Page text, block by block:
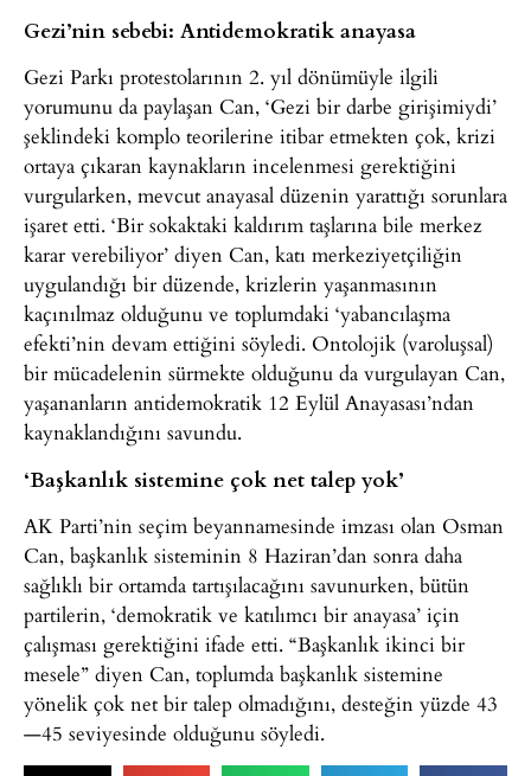
Gezi’nin sebebi: Antidemokratik anayasa
Gezi Parkı protestolarının 2. yıl dönümüyle ilgili
yorumunu da paylaşan Can, ‘Gezi bir darbe girişimiydi’
şeklindeki komplo teorilerine itibar etmekten çok, krizi
ortaya çıkaran kaynakların incelenmesi gerektiğini
vurgularken, mevcut anayasal düzenin yarattığı sorunlara
işaret etti. ‘Bir sokaktaki kaldırım taşlarına bile merkez
karar verebiliyor’ diyen Can, katı merkeziyetçiliğin
uygulandığı bir düzende, krizlerin yaşanmasının
kaçınılmaz olduğunu ve toplumdaki ‘yabancılaşma
efekti’nin devam ettiğini söyledi. Ontolojik (varoluşsal)
bir mücadelenin sürmekte olduğunu da vurgulayan Can,
yaşananların antidemokratik 12 Eylül Anayasası’ndan
kaynaklandığını savundu.
‘Başkanlık sistemine çok net talep yok’
AK Parti’nin seçim beyannamesinde imzası olan Osman
Can, başkanlık sisteminin 8 Haziran’dan sonra daha
sağlıklı bir ortamda tartışılacağını savunurken, bütün
partilerin, ‘demokratik ve katılımcı bir anayasa’ için
çalışması gerektiğini ifade etti. “Başkanlık ikinci bir
mesele” diyen Can, toplumda başkanlık sistemine
yönelik çok net bir talep olmadığını, desteğin yüzde 43
—45 seviyesinde olduğunu söyledi.